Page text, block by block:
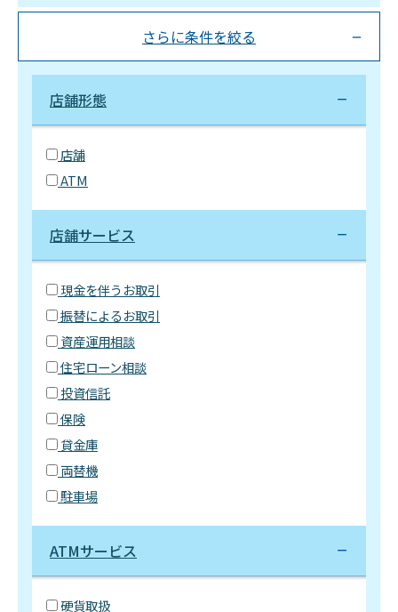
さらに条件を絞る
店舗形態
店舗
ATM
店舗サービス
現金を伴うお取引
振替によるお取引
資産運用相談
住宅ローン相談
投資信託
保険
貸金庫
両替機
駐車場
ATMサービス
硬貨取扱